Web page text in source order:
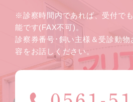
※診察時間内であれば、受付で
能です(FAX不可)。
診察券番号･飼い主様＆受診動物
容をお話しください。